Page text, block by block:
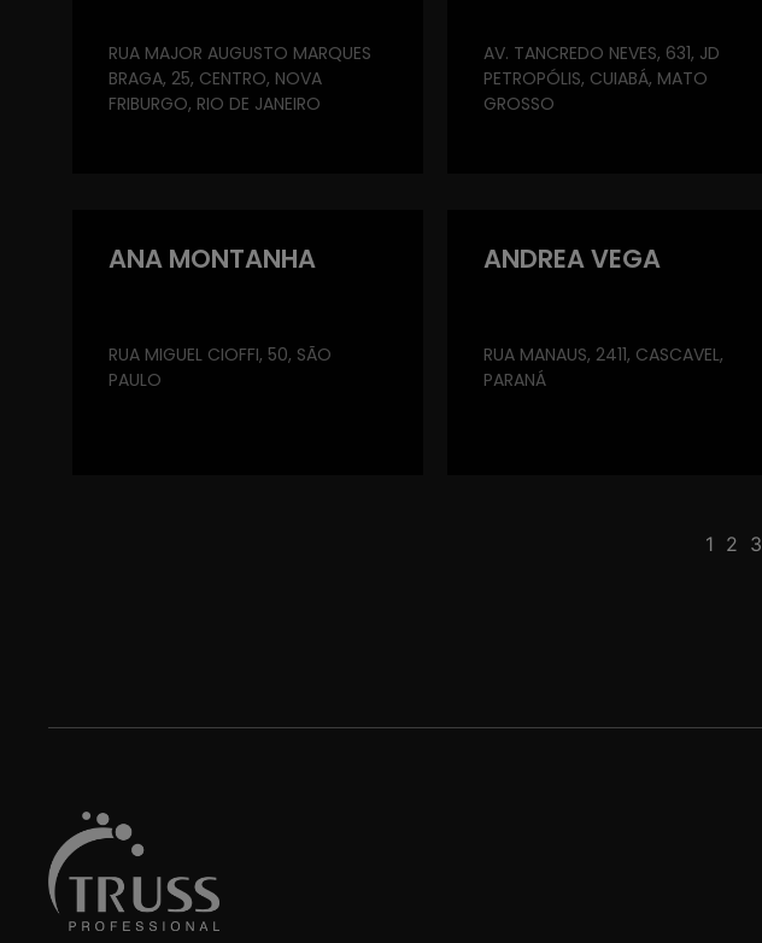
RUA MAJOR AUGUSTO MARQUES
BRAGA, 25, CENTRO, NOVA
FRIBURGO, RIO DE JANEIRO
AV. TANCREDO NEVES, 631, JD
PETROPÓLIS, CUIABÁ, MATO
GROSSO
ANA MONTANHA
RUA MIGUEL CIOFFI, 50, SÃO
PAULO
ANDREA VEGA
RUA MANAUS, 2411, CASCAVEL,
PARANÁ
1 2 3